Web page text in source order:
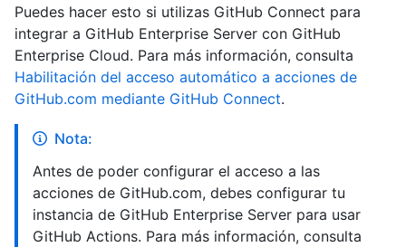
Puedes hacer esto si utilizas GitHub Connect para
integrar a GitHub Enterprise Server con GitHub
Enterprise Cloud. Para más información, consulta
Habilitación del acceso automático a acciones de
GitHub.com mediante GitHub Connect.
Nota:
Antes de poder configurar el acceso a las
acciones de GitHub.com, debes configurar tu
instancia de GitHub Enterprise Server para usar
GitHub Actions. Para más información, consulta